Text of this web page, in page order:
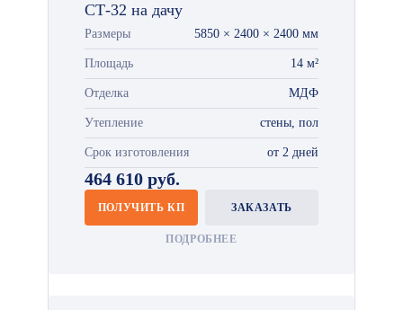
СТ-32 на дачу
Размеры 5850 × 2400 × 2400 мм
Площадь 14 м²
Отделка МДФ
Утепление стены, пол
Срок изготовления от 2 дней
464 610 руб.
ПОЛУЧИТЬ КП ЗАКАЗАТЬ
ПОДРОБНЕЕ